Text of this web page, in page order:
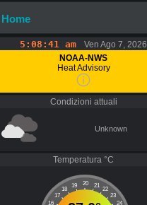
Home
5:08:41 am
Ven Ago 7, 2026
NOAA-NWS
Heat Advisory
Condizioni attuali
Unknown
Temperatura °C
20
19 21
18
22
17
23
16
24